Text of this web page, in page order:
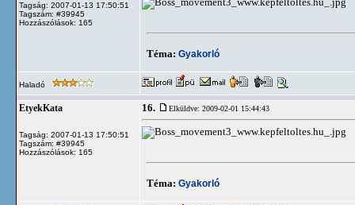
Tagság: 2007-01-13 17:50:51
Tagszám: #39945
Hozzászólások: 165
Téma: Gyakorló
Haladó
EtyekKata
Tagság: 2007-01-13 17:50:51
Tagszám: #39945
Hozzászólások: 165
16. Elküldve: 2009-02-01 15:44:43
Téma: Gyakorló